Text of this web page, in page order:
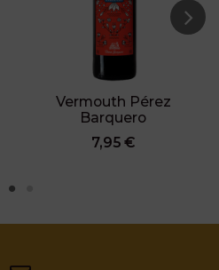
Vermouth Pérez
Barquero
7,95 €